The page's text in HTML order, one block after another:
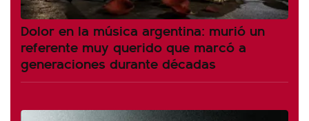
Dolor en la música argentina: murió un
referente muy querido que marcó a
generaciones durante décadas